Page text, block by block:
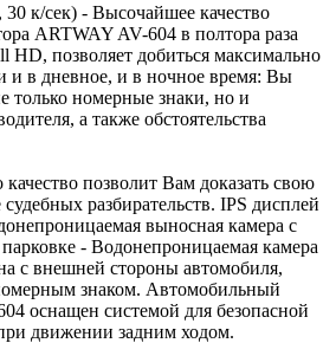
к/сек) - Высочайшее качество
ARTWAY AV-604 в полтора раза
HD, позволяет добиться максимально
и в дневное, и в ночное время: Вы
только номерные знаки, но и
а также обстоятельства
позволит Вам доказать свою
разбирательств. IPS дисплей
выносная камера с
- Водонепроницаемая камера
с внешней стороны автомобиля,
знаком. Автомобильный
оснащен системой для безопасной
движении задним ходом.